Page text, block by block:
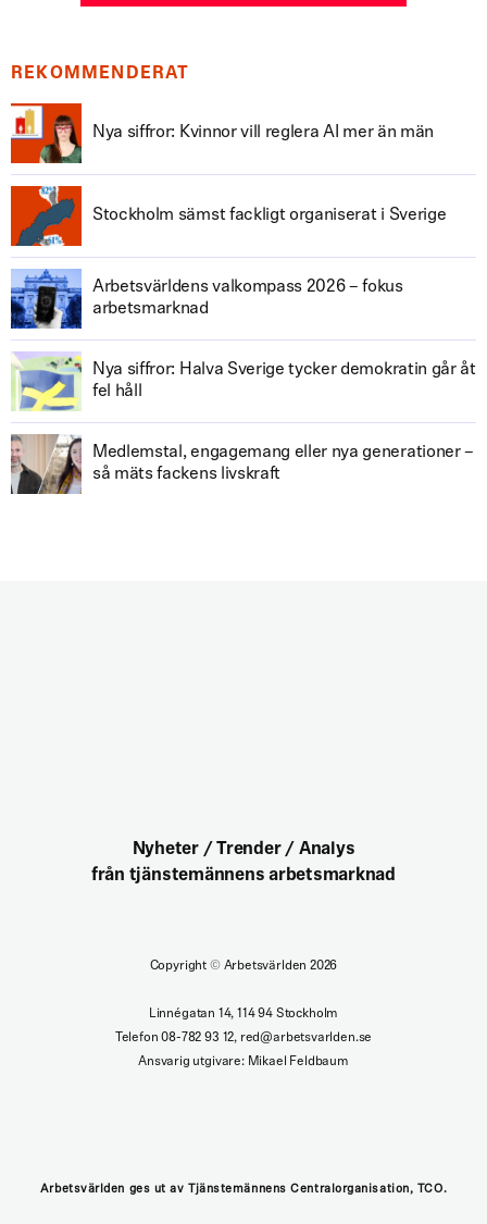
REKOMMENDERAT
Nya siffror: Kvinnor vill reglera AI mer än män
Stockholm sämst fackligt organiserat i Sverige
Arbetsvärldens valkompass 2026 – fokus
arbetsmarknad
Nya siffror: Halva Sverige tycker demokratin går åt
fel håll
Medlemstal, engagemang eller nya generationer –
så mäts fackens livskraft
Nyheter / Trender / Analys
från tjänstemännens arbetsmarknad
Copyright ©Arbetsvärlden 2026
Linnégatan 14, 114 94 Stockholm
Telefon 08-782 93 12, red@arbetsvarlden.se
Ansvarig utgivare: Mikael Feldbaum
Arbetsvärlden ges ut av Tjänstemännens Centralorganisation, TCO.